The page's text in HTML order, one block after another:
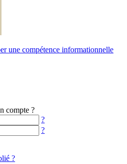
une compétence informationnelle
compte ?
?
?
?